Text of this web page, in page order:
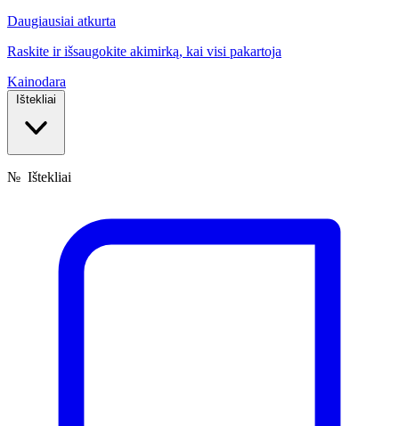
Daugiausiai atkurta
Raskite ir išsaugokite akimirką, kai visi pakartoja
Kainodara
Ištekliai
№ Ištekliai